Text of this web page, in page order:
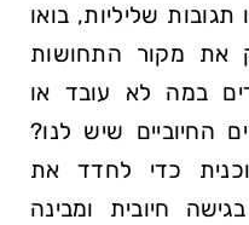
שליליות, בואו
את מקור התחושות
במה לא עובד או
החיוביים שיש לנו?
כדי לחדד את
חיובית ומבינה